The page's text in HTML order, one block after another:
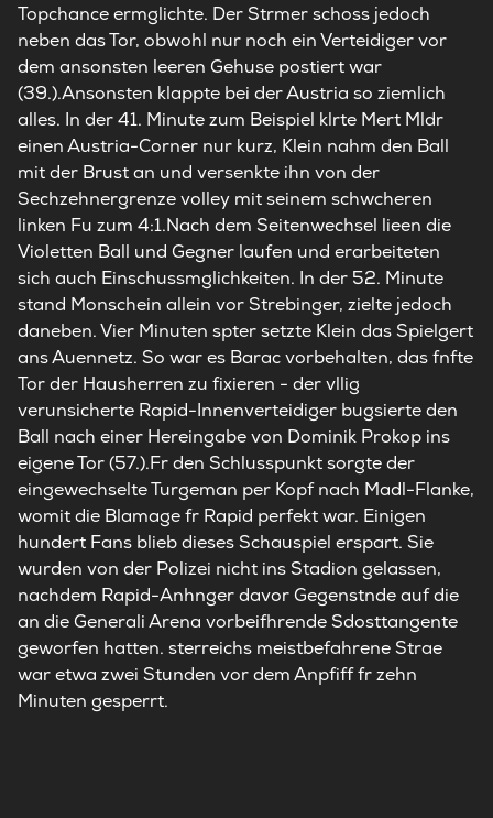
Topchance ermglichte. Der Strmer schoss jedoch
neben das Tor, obwohl nur noch ein Verteidiger vor
dem ansonsten leeren Gehuse postiert war
(39.).Ansonsten klappte bei der Austria so ziemlich
alles. In der 41. Minute zum Beispiel klrte Mert Mldr
einen Austria-Corner nur kurz, Klein nahm den Ball
mit der Brust an und versenkte ihn von der
Sechzehnergrenze volley mit seinem schwcheren
linken Fu zum 4:1.Nach dem Seitenwechsel lieen die
Violetten Ball und Gegner laufen und erarbeiteten
sich auch Einschussmglichkeiten. In der 52. Minute
stand Monschein allein vor Strebinger, zielte jedoch
daneben. Vier Minuten spter setzte Klein das Spielgert
ans Auennetz. So war es Barac vorbehalten, das fnfte
Tor der Hausherren zu fixieren - der vllig
verunsicherte Rapid-Innenverteidiger bugsierte den
Ball nach einer Hereingabe von Dominik Prokop ins
eigene Tor (57.).Fr den Schlusspunkt sorgte der
eingewechselte Turgeman per Kopf nach Madl-Flanke,
womit die Blamage fr Rapid perfekt war. Einigen
hundert Fans blieb dieses Schauspiel erspart. Sie
wurden von der Polizei nicht ins Stadion gelassen,
nachdem Rapid-Anhnger davor Gegenstnde auf die
an die Generali Arena vorbeifhrende Sdosttangente
geworfen hatten. sterreichs meistbefahrene Strae
war etwa zwei Stunden vor dem Anpfiff fr zehn
Minuten gesperrt.